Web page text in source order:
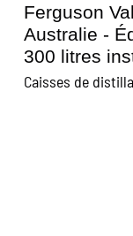
Brasserie
installé un
600 litres
Caisses de